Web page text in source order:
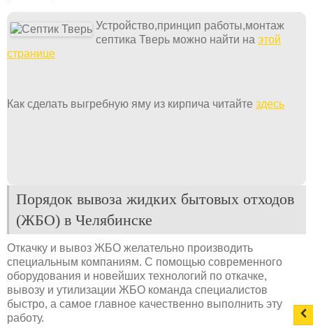
Устройство,принцип работы,монтаж
септика Тверь можно найти на этой
странице
Как сделать выгребную яму из кирпича читайте здесь
Порядок вывоза жидких бытовых отходов
(ЖБО) в Челябинске
Откачку и вывоз ЖБО желательно производить
специальным компаниям. С помощью современного
оборудования и новейших технологий по откачке,
вывозу и утилизации ЖБО команда специалистов
быстро, а самое главное качественно выполнить эту
работу.